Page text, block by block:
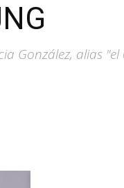
González, alias